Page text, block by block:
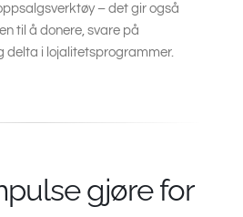
– det gir også
til å donere, svare på
delta i lojalitetsprogrammer.
gjøre for